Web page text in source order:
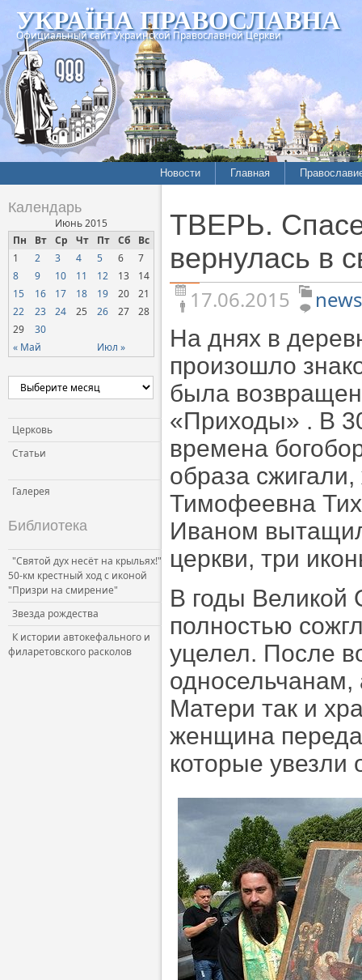
УКРАЇНА ПРАВОСЛАВНА
Официальный сайт Украинской Православной Церкви
Новости
Межконфессиональные
отношения
Нарушения прав
верующих
Официальная хроника
СОЦИАЛЬНОЕ
Церковь и власть
Церковь и общество
Церковь и СМИ
Главная
История
Хроники
Календарь
Июнь 2015
Пн
Вт Ср Чт Пт Сб Вс
« Май Июл »
1 2 3 4 5 6
7
8
9 10 11 12 13
14
15
16 17 18 19 20
21
22
23 24 25 26 27
28
29
30
Церковь
Статьи
Галерея
Библиотека
"Святой дух несёт на крыльях!"
50-км крестный ход с иконой
"Призри на смирение"
Звезда рождества
К истории автокефального и
филаретовского расколов
ТВЕРЬ.
вернулась в
17.06.2015
news
На днях в
произошло
была
«Приходы» . В
времена
образа
Тимофеевна
Иваном
церкви, три
В годы Великой
полностью
уцелел. После
Матери так и
женщина
которые увезли